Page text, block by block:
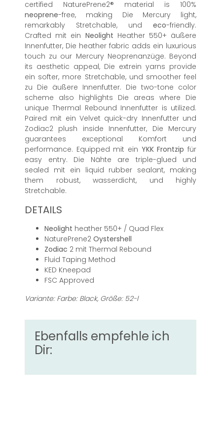
certified NaturePrene2® material is 100%
neoprene-free, making Die Mercury light,
remarkably Stretchable, und eco-friendly.
Crafted mit ein Neolight Heather 550+ äußere
Innenfutter, Die heather fabric adds ein luxurious
touch zu our Mercury Neoprenanzüge. Beyond
its aesthetic appeal, Die extrein yarns provide
ein softer, more Stretchable, und smoother feel
zu Die äußere Innenfutter. Die two-tone color
scheme also highlights Die areas where Die
unique Thermal Rebound Innenfutter is utilized.
Paired mit ein Velvet quick-dry Innenfutter und
Zodiac2 plush inside Innenfutter, Die Mercury
guarantees exceptional Komfort und
performance. Equipped mit ein YKK Frontzip für
easy entry. Die Nähte are triple-glued und
sealed mit ein liquid rubber sealant, making
them robust, wasserdicht, und highly
Stretchable.
DETAILS
Neolight heather 550+ / Quad Flex
NaturePrene2 Oystershell
Zodiac 2 mit Thermal Rebound
Fluid Taping Method
KED Kneepad
FSC Approved
Variante: Farbe: Black, Größe: 52-l
Ebenfalls empfehle ich
Dir: